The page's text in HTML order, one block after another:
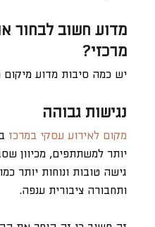
מדוע חשוב לבחור
מרכזי?
יש כמה סיבות מדוע מיקום
נגישות גבוהה
מקום לאירוע עסקי במרכז
יותר למשתתפים, מכיוון
גישה טובות ונוחות יותר
ותחבורה ציבורית ענפה.